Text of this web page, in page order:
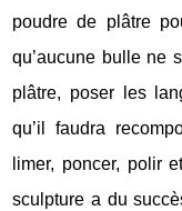
poudre de plâtre
qu’aucune bulle ne
plâtre, poser les
qu’il faudra
limer, poncer, polir
sculpture a du